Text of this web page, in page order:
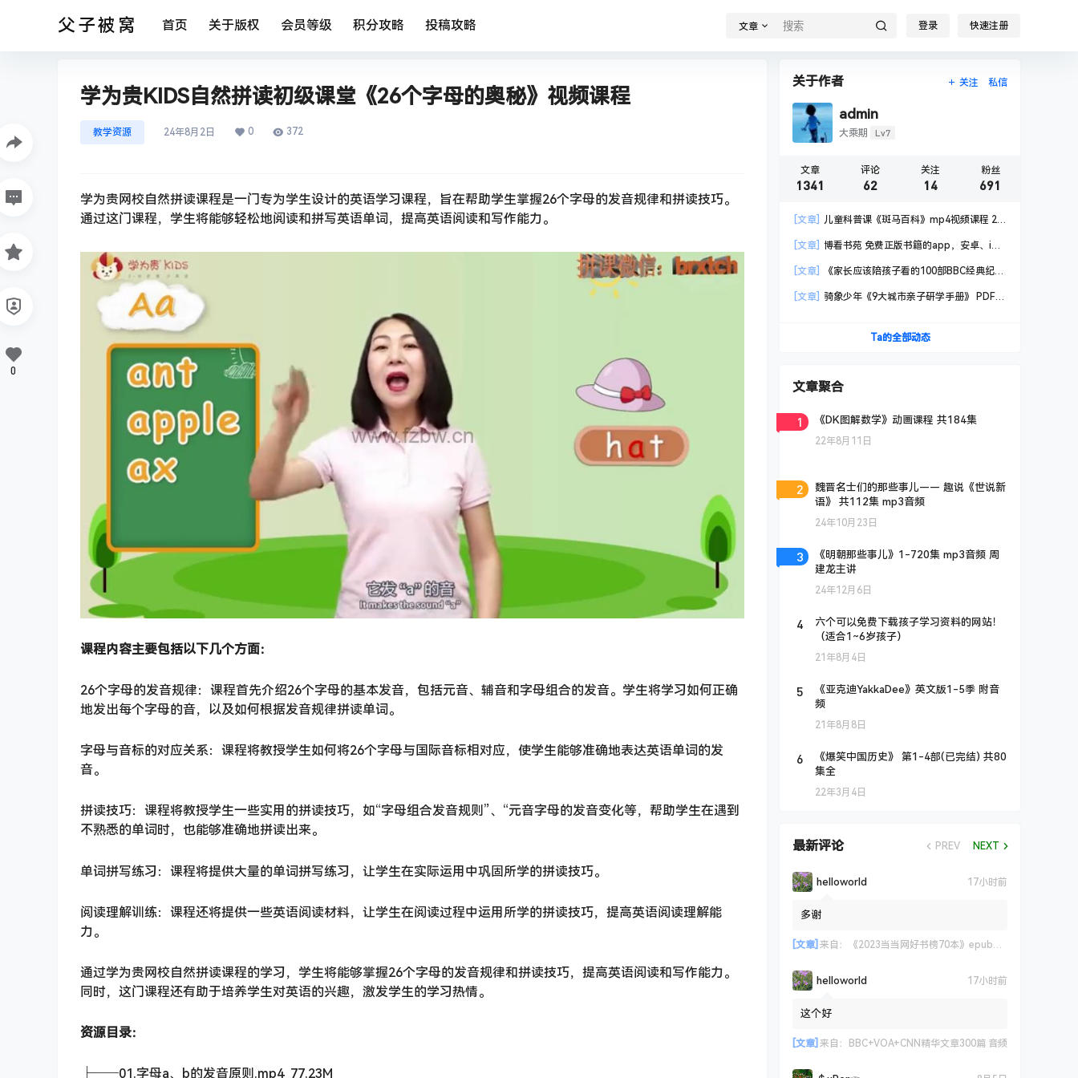
父子被窝 首页 关于版权 会员等级 积分攻略 投稿攻略 文章 登录 快速注册
学为贵KIDS自然拼读初级课堂《26个字母的奥秘》视频课程
教学资源 24年8月2日 0 372
学为贵网校自然拼读课程是一门专为学生设计的英语学习课程，旨在帮助学生掌握26个字母的发音规律和拼读技巧。
通过这门课程，学生将能够轻松地阅读和拼写英语单词，提高英语阅读和写作能力。
课程内容主要包括以下几个方面：
26个字母的发音规律：课程首先介绍26个字母的基本发音，包括元音、辅音和字母组合的发音。学生将学习如何正确
地发出每个字母的音，以及如何根据发音规律拼读单词。
字母与音标的对应关系：课程将教授学生如何将26个字母与国际音标相对应，使学生能够准确地表达英语单词的发
音。
拼读技巧：课程将教授学生一些实用的拼读技巧，如“字母组合发音规则”、“元音字母的发音变化等，帮助学生在遇到
不熟悉的单词时，也能够准确地拼读出来。
单词拼写练习：课程将提供大量的单词拼写练习，让学生在实际运用中巩固所学的拼读技巧。
阅读理解训练：课程还将提供一些英语阅读材料，让学生在阅读过程中运用所学的拼读技巧，提高英语阅读理解能
力。
通过学为贵网校自然拼读课程的学习，学生将能够掌握26个字母的发音规律和拼读技巧，提高英语阅读和写作能力。
同时，这门课程还有助于培养学生对英语的兴趣，激发学生的学习热情。
资源目录：
├──01.字母a、b的发音原则.mp4 77.23M
0
关于作者 关注 私信
admin
大乘期 Lv7
文章
1341
评论
62
关注
14
粉丝
691
[文章]
儿童科普课《斑马百科》mp4视频课程 20
[文章]
博看书苑 免费正版书籍的app，安卓、iOS
[文章]
《家长应该陪孩子看的100部BBC经典纪录
[文章]
骑象少年《9大城市亲子研学手册》 PDF格
Ta的全部动态
文章聚合
1 《DK图解数学》动画课程 共184集
22年8月11日
2
魏晋名士们的那些事儿—— 趣说《世说新
语》 共112集 mp3音频
24年10月23日
3
《明朝那些事儿》1-720集 mp3音频 周
建龙主讲
24年12月6日
4
六个可以免费下载孩子学习资料的网站！
（适合1~6岁孩子）
21年8月4日
5
《亚克迪YakkaDee》英文版1-5季 附音
频
21年8月8日
6
《爆笑中国历史》 第1-4部(已完结) 共80
集全
22年3月4日
最新评论 PREV NEXT
helloworld 17小时前
多谢
[文章] 来自： 《2023当当网好书榜70本》epub+azw3+mobi格式
helloworld 17小时前
这个好
[文章] 来自： BBC+VOA+CNN精华文章300篇 音频